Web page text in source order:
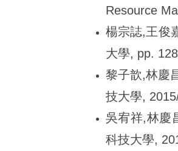
Resource
楊宗誌,王俊
大學, pp.
黎子歆,林慶
技大學,
吳宥祥,林慶
科技大學,